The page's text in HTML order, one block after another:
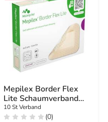
Mepilex Border Flex
Lite Schaumverband
4x5 cm
10 St Verband
(0)